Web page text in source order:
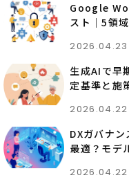
Google
スト｜5領
2026.04.23
生成AIで早
定基準と施
2026.04.22
DXガバナ
最適？モデ
2026.04.22